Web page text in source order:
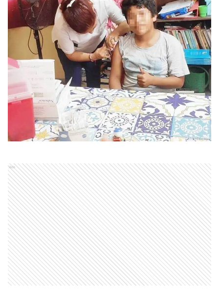
Ads